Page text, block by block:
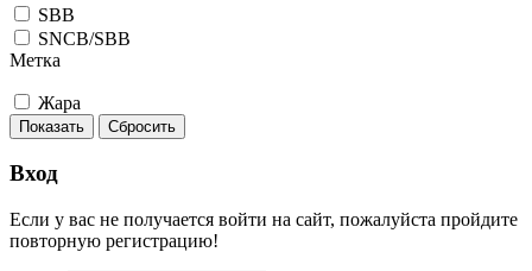
SBB
SNCB/SBB
Метка
Жара
Показать Сбросить
Вход
Если у вас не получается войти на сайт, пожалуйста пройдите
повторную регистрацию!